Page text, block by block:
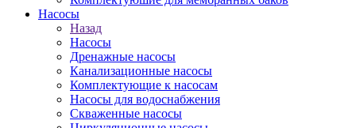
Насосы
Назад
Насосы
Дренажные насосы
Канализационные насосы
Комплектующие к насосам
Насосы для водоснабжения
Скваженные насосы